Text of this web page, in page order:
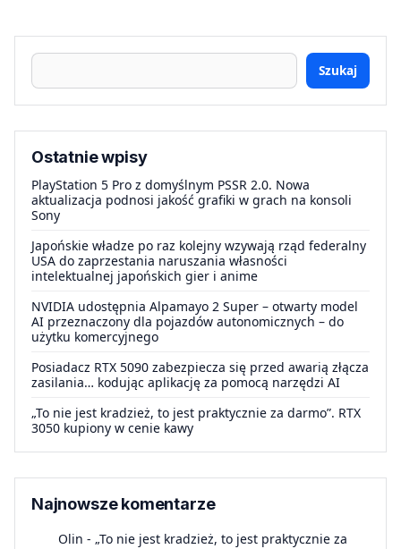
Szukaj
Ostatnie wpisy
PlayStation 5 Pro z domyślnym PSSR 2.0. Nowa
aktualizacja podnosi jakość grafiki w grach na konsoli
Sony
Japońskie władze po raz kolejny wzywają rząd federalny
USA do zaprzestania naruszania własności
intelektualnej japońskich gier i anime
NVIDIA udostępnia Alpamayo 2 Super – otwarty model
AI przeznaczony dla pojazdów autonomicznych – do
użytku komercyjnego
Posiadacz RTX 5090 zabezpiecza się przed awarią złącza
zasilania… kodując aplikację za pomocą narzędzi AI
„To nie jest kradzież, to jest praktycznie za darmo”. RTX
3050 kupiony w cenie kawy
Najnowsze komentarze
Olin - „To nie jest kradzież, to jest praktycznie za